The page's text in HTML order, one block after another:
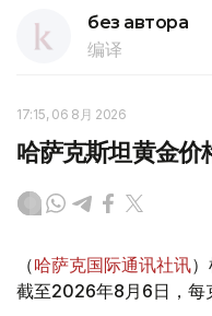
без автора
编译
17:15, 06 8月 2026
哈萨克斯坦黄金价
（哈萨克国际通讯社讯
截至2026年8月6日，每